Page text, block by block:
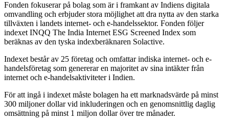
Fonden fokuserar på bolag som är i framkant av Indiens digitala
omvandling och erbjuder stora möjlighet att dra nytta av den starka
tillväxten i landets internet- och e-handelssektor. Fonden följer
indexet INQQ The India Internet ESG Screened Index som
beräknas av den tyska indexberäknaren Solactive.
Indexet består av 25 företag och omfattar indiska internet- och e-
handelsföretag som genererar en majoritet av sina intäkter från
internet och e-handelsaktiviteter i Indien.
För att ingå i indexet måste bolagen ha ett marknadsvärde på minst
300 miljoner dollar vid inkluderingen och en genomsnittlig daglig
omsättning på minst 1 miljon dollar över tre månader.